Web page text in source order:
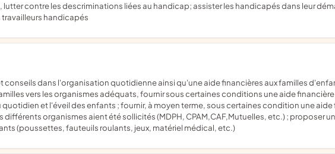
handicapés
vers les organismes adéquats, fournir sous certaines conditions une aide
et l'éveil des enfants ; fournir, à moyen terme, sous certaines condition une
organismes aient été sollicités (MDPH, CPAM,CAF,Mutuelles, etc.) ; proposer
(poussettes, fauteuils roulants, jeux, matériel médical, etc.)